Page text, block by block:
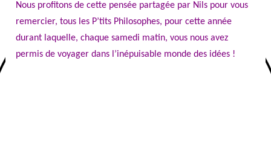
Nous profitons de cette pensée partagée par Nils pour vous
remercier, tous les P’tits Philosophes, pour cette année
durant laquelle, chaque samedi matin, vous nous avez
permis de voyager dans l’inépuisable monde des idées !